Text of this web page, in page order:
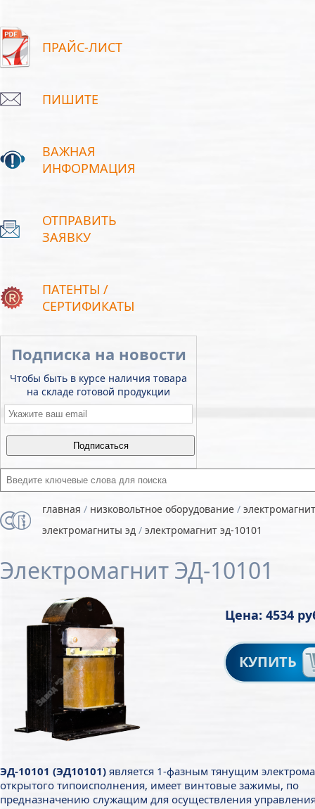
ПРАЙС-ЛИСТ
ПИШИТЕ
ВАЖНАЯ
ИНФОРМАЦИЯ
ОТПРАВИТЬ
ЗАЯВКУ
ПАТЕНТЫ /
СЕРТИФИКАТЫ
Подписка на новости
Чтобы быть в курсе наличия товара
на складе готовой продукции
Email*
Введите ключевые слова для поиска
главная / низковольтное оборудование /
электромагниты эд / электромагнит эд-10101
Электромагнит ЭД-10101
Цена: 4534
КУПИТЬ
ЭД-10101 (ЭД10101) является 1-фазным тянущим
открытого типоисполнения, имеет винтовые зажимы, по
предназначению служащим для осуществления